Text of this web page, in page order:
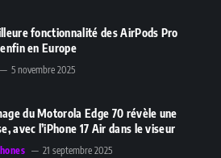
fonctionnalité des AirPods Pro
en Europe
5 novembre 2025
du Motorola Edge 70 révèle une
avec l’iPhone 17 Air dans le viseur
21 septembre 2025